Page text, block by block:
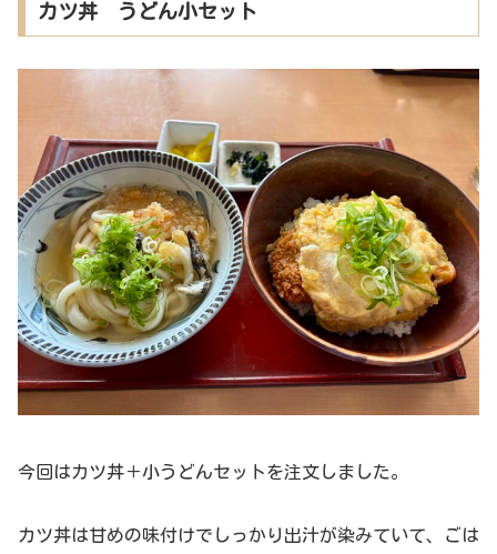
カツ丼 うどん小セット
今回はカツ丼＋小うどんセットを注文しました。
カツ丼は甘めの味付けでしっかり出汁が染みていて、ごは